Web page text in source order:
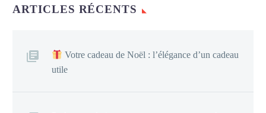
ARTICLES RÉCENTS
Votre cadeau de Noël : l’élégance d’un cadeau
utile